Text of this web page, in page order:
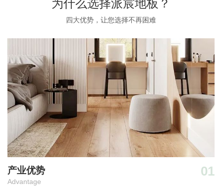
为什么选择派宸地板？
四大优势，让您选择不再困难
产业优势
Advantage
01